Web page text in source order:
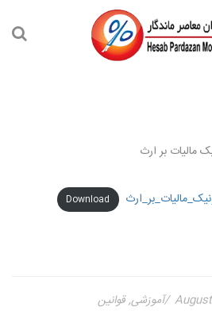
مالیات بر ارث
Download
آموزشی,قوانین